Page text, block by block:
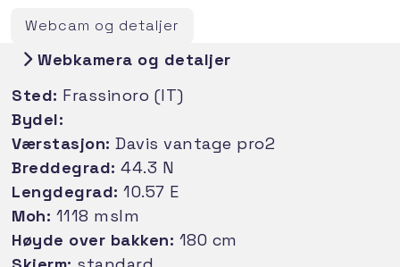
Webcam og detaljer
Webkamera og detaljer
Sted: Frassinoro (IT)
Bydel:
Værstasjon: Davis vantage pro2
Breddegrad: 44.3 N
Lengdegrad: 10.57 E
Moh: 1118 mslm
Høyde over bakken: 180 cm